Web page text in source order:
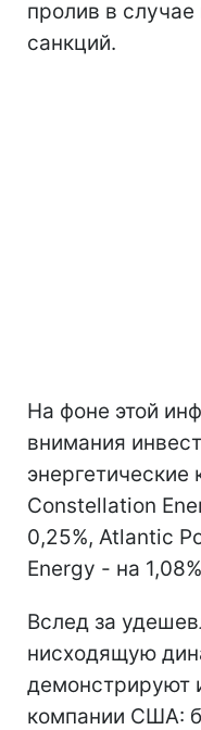
пролив в
санкций.
На фоне этой
внимания
энергетические
Constellation
0,25%, Atlantic
Energy - на
Вслед за
нисходящую
демонстрируют
компании США: